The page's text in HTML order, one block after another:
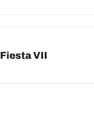
Fiesta VII